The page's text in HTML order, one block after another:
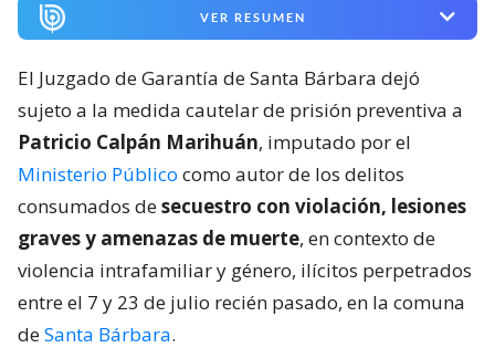
VER RESUMEN
El Juzgado de Garantía de Santa Bárbara dejó
sujeto a la medida cautelar de prisión preventiva a
Patricio Calpán Marihuán, imputado por el
Ministerio Público como autor de los delitos
consumados desecuestro con violación, lesiones
graves y amenazas de muerte, en contexto de
violencia intrafamiliar y género, ilícitos perpetrados
entre el 7 y 23 de julio recién pasado, en la comuna
deSanta Bárbara.